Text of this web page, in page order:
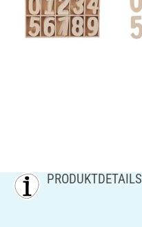
PRODUKTDETAILS